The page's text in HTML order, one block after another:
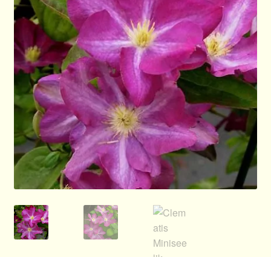
Allgemeines
Ratgeber
Über Clematis
Über uns
Warenkorb